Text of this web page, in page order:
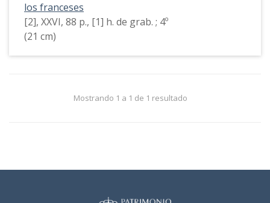
los franceses
[2], XXVI, 88 p., [1] h. de grab. ; 4º
(21 cm)
Mostrando 1 a 1 de 1 resultado